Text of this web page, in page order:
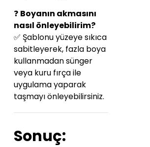
❓ Boyanın akmasını
nasıl önleyebilirim?
✅ Şablonu yüzeye sıkıca
sabitleyerek, fazla boya
kullanmadan sünger
veya kuru fırça ile
uygulama yaparak
taşmayı önleyebilirsiniz.
Sonuç: